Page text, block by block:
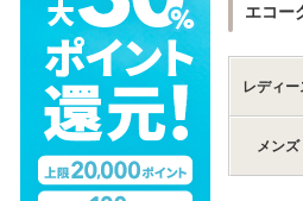
エコー
レディー
メンズ